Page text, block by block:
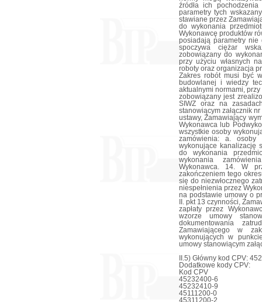
II.5) Główny kod CPV:
Dodatkowe kody CPV:
Kod CPV
45232400-6
45232410-9
45111200-0
45311200-2